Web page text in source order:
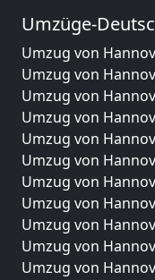
Umzüge-
Umzug von
Umzug von
Umzug von
Umzug von
Umzug von
Umzug von
Umzug von
Umzug von
Umzug von
Umzug von
Umzug von